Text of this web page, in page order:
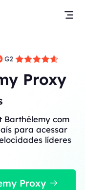
Proxy
Barthélemy com
para acessar
líderes
Proxy